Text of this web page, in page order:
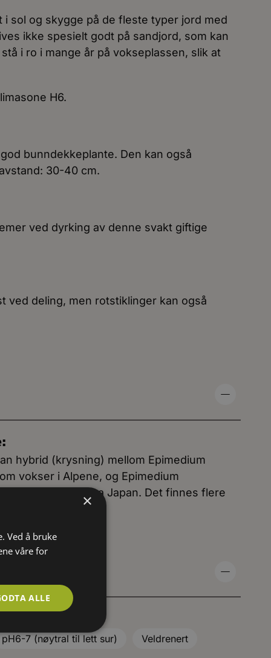
i sol og skygge på de fleste typer jord med
ikke spesielt godt på sandjord, som kan
i ro i mange år på vokseplassen, slik at
H6.
bunndekkeplante. Den kan også
30-40 cm.
ved dyrking av denne svakt giftige
ved deling, men rotstiklinger kan også
hybrid (krysning) mellom Epimedium
vokser i Alpene, og Epimedium
som kommer fra Japan. Det finnes flere
pH6-7 (nøytral til lett sur) Veldrenert
×
Ved å bruke
våre for
ALLE